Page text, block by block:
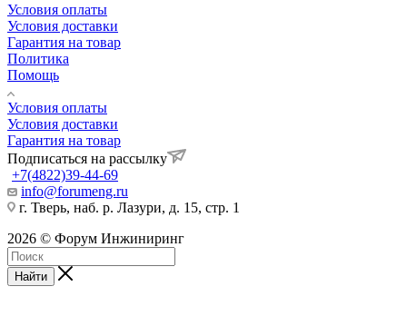
Условия оплаты
Условия доставки
Гарантия на товар
Политика
Помощь
Условия оплаты
Условия доставки
Гарантия на товар
Подписаться на рассылку
+7(4822)39-44-69
info@forumeng.ru
г. Тверь, наб. р. Лазури, д. 15, стр. 1
2026 © Форум Инжиниринг
Найти